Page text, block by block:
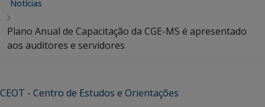
Notícias
Plano Anual de Capacitação da CGE-MS é apresentado
aos auditores e servidores
CEOT - Centro de Estudos e Orientações